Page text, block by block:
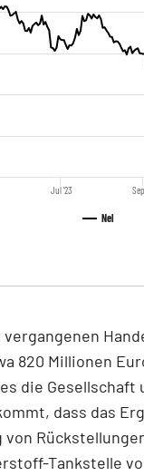
Nel
Jul '23
820 Millionen
die
dass das
Tankstelle